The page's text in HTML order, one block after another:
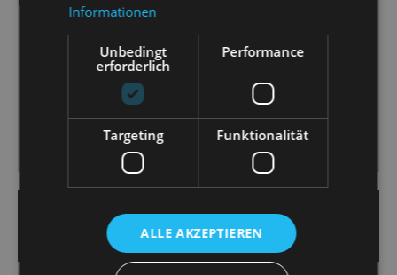
[…] es ist ein mitreißender Abend gelungen, in den
hellen wie den dunklen Momenten – getragen von
exzellenten Sängerdarstellern, Tänzern und
Musikern. […] Ein mächtiger Trommelwirbel, passend
zur „neuen Zeit“, schließt diesen grandiosen,
erfreulichen und schmerzenden Abend ab, der die
Gefühle des Publikums durcheinander rütteln dürfte.
19. April 2025 | Jens Daniel Schubert
SÄCHSISCHE ZEITUNG
Informationen
Unbedingt
erforderlich
Performance
Targeting Funktionalität
ALLE AKZEPTIEREN